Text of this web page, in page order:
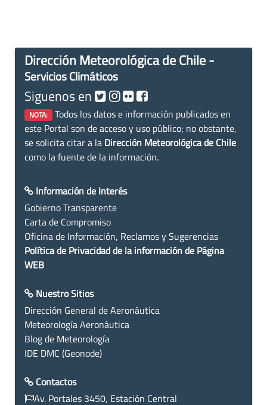
Dirección Meteorológica de Chile -
Servicios Climáticos
Siguenos en
NOTA: Todos los datos e información publicados en
este Portal son de acceso y uso público; no obstante,
se solicita citar a la Dirección Meteorológica de Chile
como la fuente de la información.
Información de Interés
Gobierno Transparente
Carta de Compromiso
Oficina de Información, Reclamos y Sugerencias
Política de Privacidad de la información de Página
WEB
Nuestro Sitios
Dirección General de Aeronáutica
Meteorología Aeronáutica
Blog de Meteorología
IDE DMC (Geonode)
Contactos
Av. Portales 3450, Estación Central